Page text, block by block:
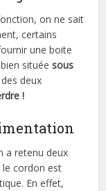
on ne sait
certains
une boite
situéesous
deux
!
a retenu deux
le cordon est
En effet,